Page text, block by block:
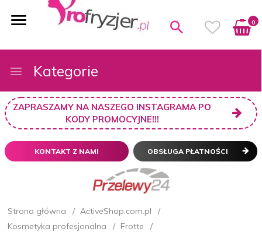
0
Kategorie
ZAPRASZAMY NA NASZEGO INSTAGRAMA PO
KODY PROMOCYJNE!!!
KONTAKT Z NAMI OBSŁUGA PŁATNOŚCI
Strona główna
ActiveShop.com.pl
Kosmetyka profesjonalna
Frotte